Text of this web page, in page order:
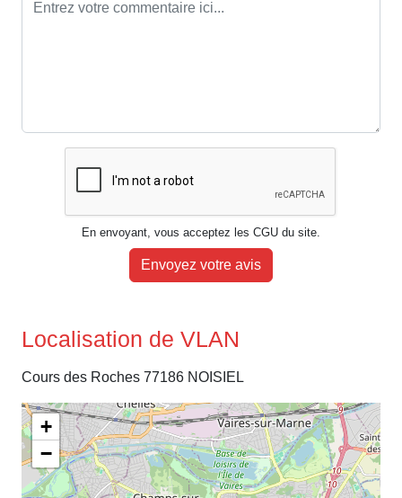
En envoyant, vous acceptez les CGU du site.
Envoyez votre avis
Localisation de VLAN
Cours des Roches 77186 NOISIEL
+
−